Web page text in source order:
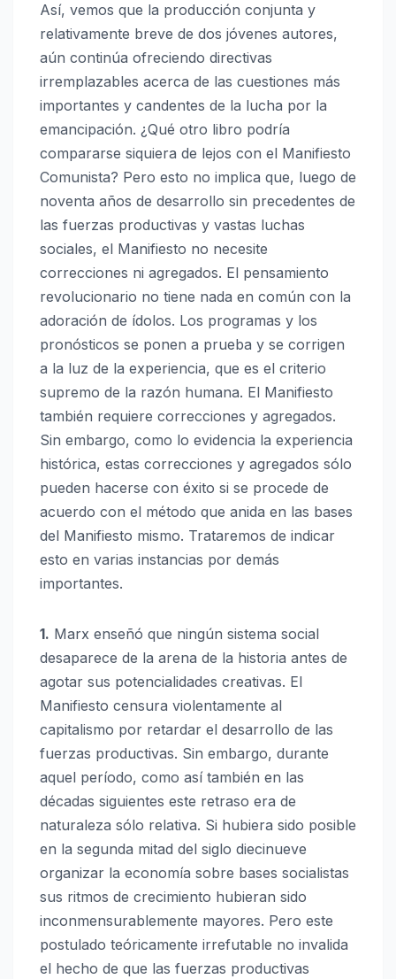
Así, vemos que la producción conjunta y
relativamente breve de dos jóvenes autores,
aún continúa ofreciendo directivas
irremplazables acerca de las cuestiones más
importantes y candentes de la lucha por la
emancipación. ¿Qué otro libro podría
compararse siquiera de lejos con el Manifiesto
Comunista? Pero esto no implica que, luego de
noventa años de desarrollo sin precedentes de
las fuerzas productivas y vastas luchas
sociales, el Manifiesto no necesite
correcciones ni agregados. El pensamiento
revolucionario no tiene nada en común con la
adoración de ídolos. Los programas y los
pronósticos se ponen a prueba y se corrigen
a la luz de la experiencia, que es el criterio
supremo de la razón humana. El Manifiesto
también requiere correcciones y agregados.
Sin embargo, como lo evidencia la experiencia
histórica, estas correcciones y agregados sólo
pueden hacerse con éxito si se procede de
acuerdo con el método que anida en las bases
del Manifiesto mismo. Trataremos de indicar
esto en varias instancias por demás
importantes.
1. Marx enseñó que ningún sistema social
desaparece de la arena de la historia antes de
agotar sus potencialidades creativas. El
Manifiesto censura violentamente al
capitalismo por retardar el desarrollo de las
fuerzas productivas. Sin embargo, durante
aquel período, como así también en las
décadas siguientes este retraso era de
naturaleza sólo relativa. Si hubiera sido posible
en la segunda mitad del siglo diecinueve
organizar la economía sobre bases socialistas
sus ritmos de crecimiento hubieran sido
inconmensurablemente mayores. Pero este
postulado teóricamente irrefutable no invalida
el hecho de que las fuerzas productivas